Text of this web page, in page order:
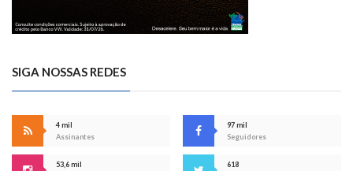
SIGA NOSSAS REDES
4 mil
Assinantes
97 mil
Seguidores
53,6 mil
618